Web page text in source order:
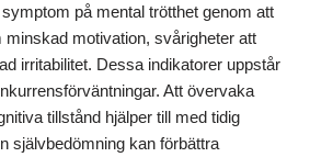
på mental trötthet genom att
minskad motivation, svårigheter att
irritabilitet. Dessa indikatorer uppstår
Att övervaka
tillstånd hjälper till med tidig
självbedömning kan förbättra